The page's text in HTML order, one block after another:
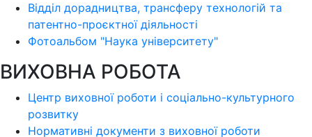
Відділ дорадництва, трансферу технологій та
патентно-проєктної діяльності
Фотоальбом "Наука університету"
ВИХОВНА РОБОТА
Центр виховної роботи і соціально-культурного
розвитку
Нормативні документи з виховної роботи